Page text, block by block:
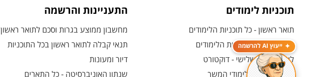
ייעוץ AI להרשמה
תוכניות לימודים
תואר ראשון - כל תוכניות הלימודים
תואר שני - כל תוכניות הלימודים
לימודי תואר שלישי - דוקטורט
לימודי תעודה ולימודי המשך
התעניינות והרשמה
מחשבון ממוצע בגרות וסכם לתואר ראשון
תנאי קבלה לתואר ראשון בכל התוכניות
דיור ומעונות
שנתון האוניברסיטה - כל התארים